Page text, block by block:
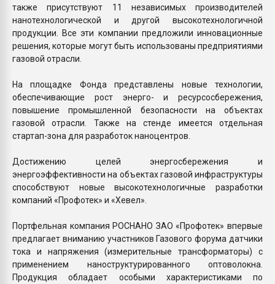
также присутствуют 11 независимых производителей
нанотехнологической и другой высокотехнологичной
продукции. Все эти компании предложили инновационные
решения, которые могут быть использованы предприятиями
газовой отрасли.
На площадке Фонда представлены новые технологии,
обеспечивающие рост энерго- и ресурсосбережения,
повышение промышленной безопасности на объектах
газовой отрасли. Также на стенде имеется отдельная
стартап-зона для разработок наноцентров.
Достижению целей энергосбережения и
энергоэффективности на объектах газовой инфраструктуры
способствуют новые высокотехнологичные разработки
компаний «Профотек» и «Хевел».
Портфельная компания РОСНАНО ЗАО «Профотек» впервые
предлагает вниманию участников Газового форума датчики
тока и напряжения (измерительные трансформаторы) с
применением наноструктурированного оптоволокна.
Продукция обладает особыми характеристиками по